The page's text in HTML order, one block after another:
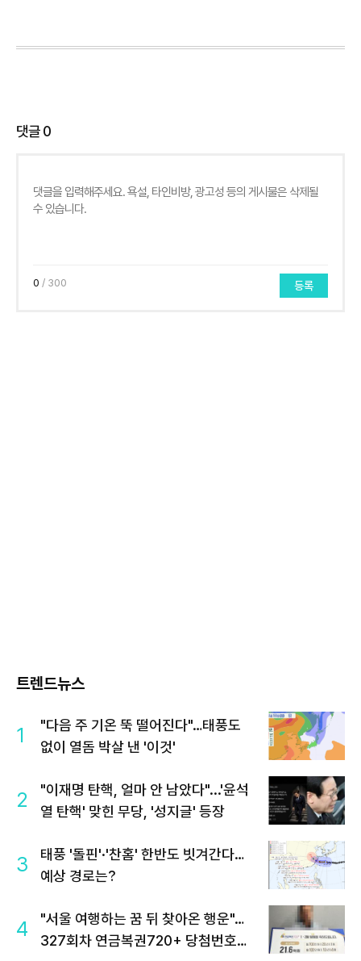
댓글0
0 / 300 등록
트렌드뉴스
1
"다음 주 기온 뚝 떨어진다"…태풍도
없이 열돔 박살 낸 '이것'
2
"이재명 탄핵, 얼마 안 남았다"...'윤석
열 탄핵' 맞힌 무당, '성지글' 등장
3
태풍 '돌핀'·'찬홈' 한반도 빗겨간다…
예상 경로는?
4
"서울 여행하는 꿈 뒤 찾아온 행운"…
327회차 연금복권720+ 당첨번호조